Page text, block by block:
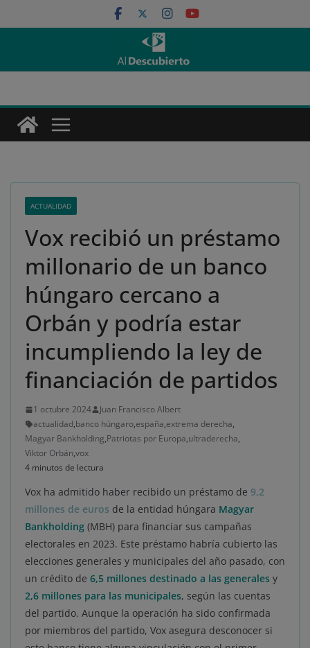
al
ACTUALIDAD
Vox recibió un préstamo
millonario de un banco
húngaro cercano a
Orbán y podría estar
incumpliendo la ley de
financiación de partidos
1 octubre 2024
Juan Francisco Albert
actualidad,banco húngaro,españa,extrema derecha,
Magyar Bankholding,Patriotas por Europa,ultraderecha,
Viktor Orbán,vox
4 minutos de lectura
Vox ha admitido haber recibido un préstamo de 9,2
millones de euros de la entidad húngara Magyar
Bankholding (MBH) para financiar sus campañas
electorales en 2023. Este préstamo habría cubierto las
elecciones generales y municipales del año pasado, con
un crédito de 6,5 millones destinado a las generales y
2,6 millones para las municipales, según las cuentas
del partido. Aunque la operación ha sido confirmada
por miembros del partido, Vox asegura desconocer si